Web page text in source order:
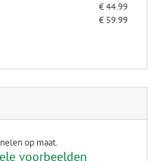
€ 44.99
€ 59.99
op maat.
voorbeelden